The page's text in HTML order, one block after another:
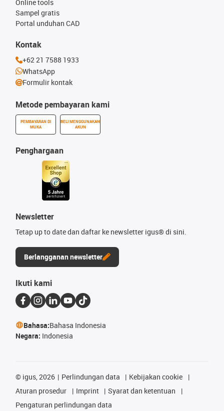
Metode pembayaran kami
PEMBAYARAN DI
MUKA
BELI MENGGUNAKAN
AKUN
Online tools
Sampel gratis
Portal unduhan CAD
Penghargaan
Newsletter
Tetap up to date dan daftar ke newsletter igus® di sini.
Berlangganan newsletter
Kontak
+62 21 7588 1933
WhatsApp
Formulir kontak
Ikuti kami
Bahasa:Bahasa Indonesia
Negara: Indonesia
© igus, 2026 Perlindungan data
Kebijakan cookie
Aturan prosedur
Imprint
Syarat dan ketentuan
Pengaturan perlindungan data